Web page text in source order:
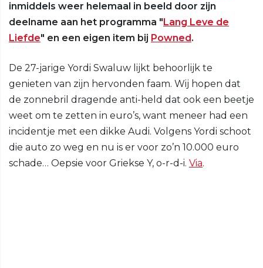
inmiddels weer helemaal in beeld door zijn
deelname aan het programma "Lang Leve de
Liefde" en een eigen item bij Powned.
De 27-jarige Yordi Swaluw lijkt behoorlijk te
genieten van zijn hervonden faam. Wij hopen dat
de zonnebril dragende anti-held dat ook een beetje
weet om te zetten in euro’s, want meneer had een
incidentje met een dikke Audi. Volgens Yordi schoot
die auto zo weg en nu is er voor zo’n 10.000 euro
schade… Oepsie voor Griekse Y, o-r-d-i. Via.